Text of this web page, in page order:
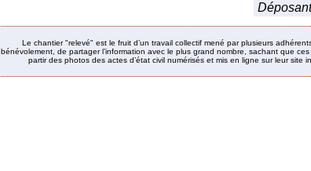
Déposant
Le chantier "relevé" est le fruit d’un travail collectif mené par plusieurs
bénévolement, de partager l’information avec le plus grand nombre, sachant que
partir des photos des actes d’état civil numérisés et mis en ligne sur leur